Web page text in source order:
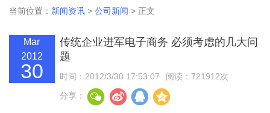
当前位置： 新闻资讯 >公司新闻 > 正文
Mar
2012
30
传统企业进军电子商务 必须考虑的几大问
题
时间：2012/3/30 17:53:07
阅读：721912次
分享：